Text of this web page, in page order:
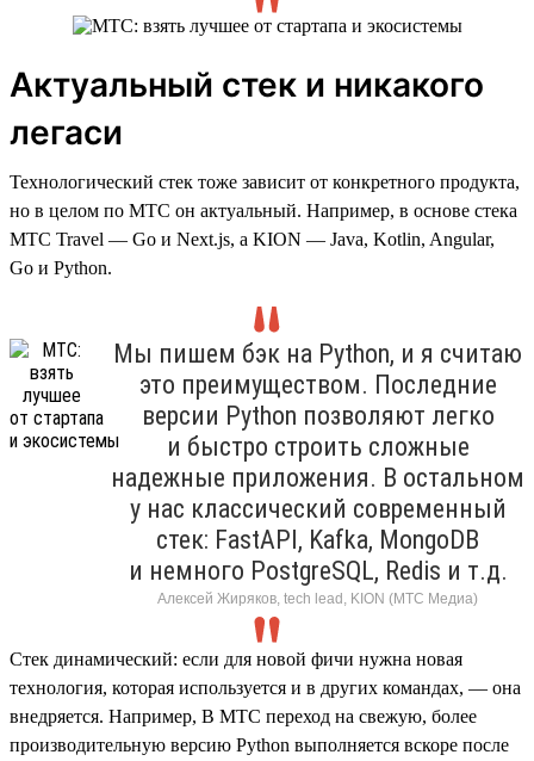
Актуальный стек и никакого
легаси
Технологический стек тоже зависит от конкретного продукта,
но в целом по МТС он актуальный. Например, в основе стека
МТС Travel — Go и Next.js, а KION — Java, Kotlin, Angular,
Go и Python.
Мы пишем бэк на Python, и я считаю
это преимуществом. Последние
версии Python позволяют легко
и быстро строить сложные
надежные приложения. В остальном
у нас классический современный
стек: FastAPI, Kafka, MongoDB
и немного PostgreSQL, Redis и т.д.
Алексей Жиряков, tech lead, KION (МТС Медиа)
Стек динамический: если для новой фичи нужна новая
технология, которая используется и в других командах, — она
внедряется. Например, В МТС переход на свежую, более
производительную версию Python выполняется вскоре после